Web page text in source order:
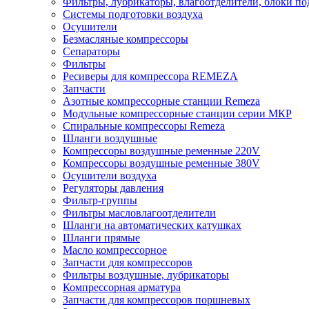
Системы подготовки воздуха
Осушители
Безмасляные компрессоры
Сепараторы
Фильтры
Ресиверы для компрессора REMEZA
Запчасти
Азотные компрессорные станции Remeza
Модульные компрессорные станции серии МКР
Спиральные компрессоры Remeza
Шланги воздушные
Компрессоры воздушные ременные 220V
Компрессоры воздушные ременные 380V
Осушители воздуха
Регуляторы давления
Фильтр-группы
Фильтры масловлагоотделители
Шланги на автоматических катушках
Шланги прямые
Масло компрессорное
Запчасти для компрессоров
Фильтры воздушные, лубрикаторы
Компрессорная арматура
Запчасти для компрессоров поршневых